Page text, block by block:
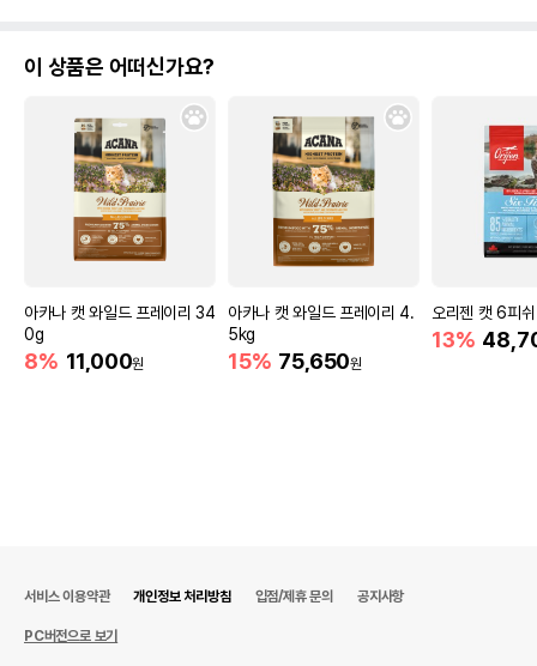
이 상품은 어떠신가요?
아카나 캣 와일드 프레이리 34
0g
8% 11,000원
아카나 캣 와일드 프레이리 4.
5kg
15% 75,650원
오리젠 캣 6피
13%
서비스 이용약관 개인정보 처리방침 입점/제휴 문의 공지사항
PC버전으로 보기